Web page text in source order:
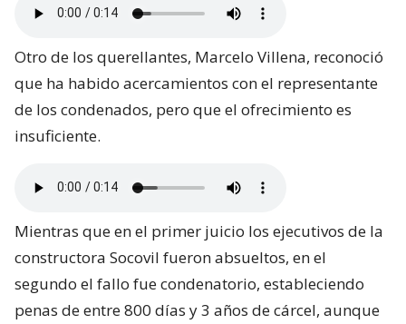
Otro de los querellantes, Marcelo Villena, reconoció
que ha habido acercamientos con el representante
de los condenados, pero que el ofrecimiento es
insuficiente.
Mientras que en el primer juicio los ejecutivos de la
constructora Socovil fueron absueltos, en el
segundo el fallo fue condenatorio, estableciendo
penas de entre 800 días y 3 años de cárcel, aunque